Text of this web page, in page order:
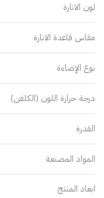
لون الانارة
مقاس قاعدة الانارة
نوع الإضاءة
درجة حرارة اللون (الكلفن)
القدرة
المواد المصنعة
ابعاد المنتج